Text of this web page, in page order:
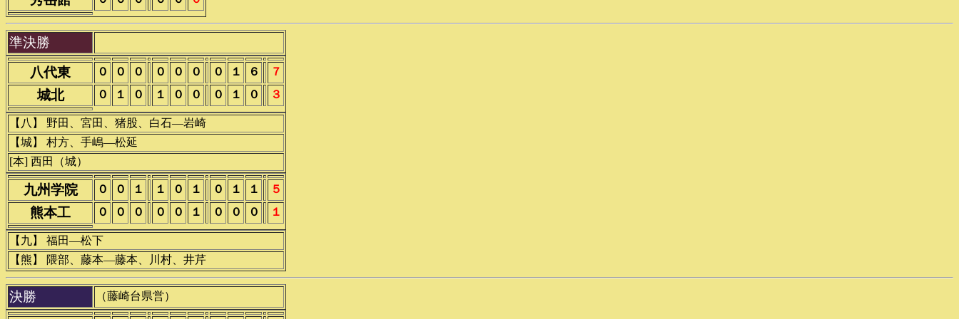
準決勝
八代東
０ ０ ０ ０ ０ ０ ０ １ ６ ７
城北 ０ １ ０ １ ０ ０ ０ １ ０ ３
【八】 野田、宮田、猪股、白石―岩崎
【城】 村方、手嶋―松延
[本] 西田（城）
九州学院 ０ ０ １ １ ０ １ ０ １ １ ５
熊本工 ０ ０ ０ ０ ０ １ ０ ０ ０ １
【九】 福田―松下
【熊】 隈部、藤本―藤本、川村、井芹
決勝 （藤崎台県営）